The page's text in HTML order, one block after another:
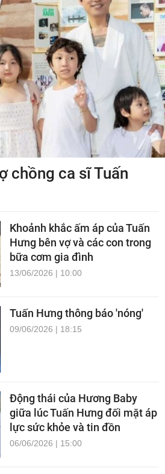
chồng ca sĩ Tuấn
Khoảnh khắc ấm áp của Tuấn
Hưng bên vợ và các con trong
bữa cơm gia đình
13/06/2026 | 10:00
Tuấn Hưng thông báo 'nóng'
09/06/2026 | 18:15
Động thái của Hương Baby
giữa lúc Tuấn Hưng đối mặt áp
lực sức khỏe và tin đồn
06/06/2026 | 15:00